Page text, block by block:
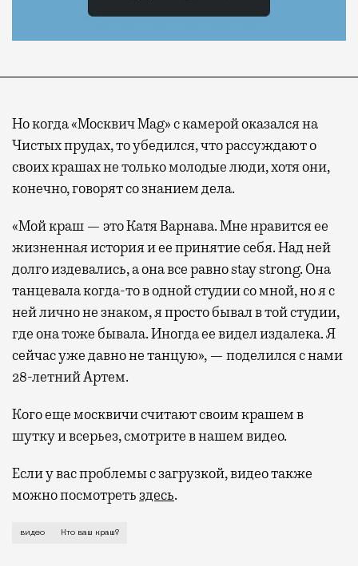
Но когда «Москвич Mag» с камерой оказался на
Чистых прудах, то убедился, что рассуждают о
своих крашах не только молодые люди, хотя они,
конечно, говорят со знанием дела.
«Мой краш — это Катя Варнава. Мне нравится ее
жизненная история и ее принятие себя. Над ней
долго издевались, а она все равно stay strong. Она
танцевала когда-то в одной студии со мной, но я с
ней лично не знаком, я просто бывал в той студии,
где она тоже бывала. Иногда ее видел издалека. Я
сейчас уже давно не танцую», — поделился с нами
28-летний Артем.
Кого еще москвичи считают своим крашем в
шутку и всерьез, смотрите в нашем видео.
Если у вас проблемы с загрузкой, видео также
можно посмотреть здесь.
Филологи уверены, что слово «краш»
видео Кто ваш краш?